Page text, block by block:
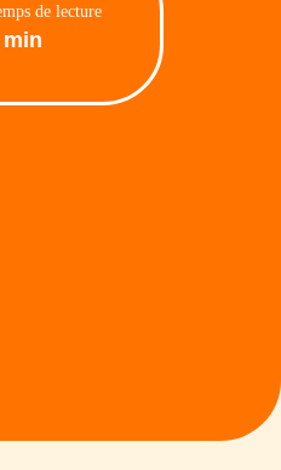
de lecture
min